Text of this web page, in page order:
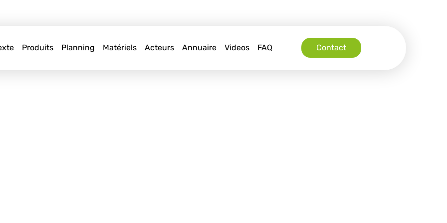
Produits Planning Matériels Acteurs Annuaire Videos FAQ Contact